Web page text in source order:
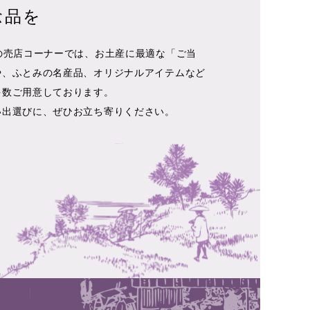
を
店コーナーでは、お土産に最適な「ご当
ふとみの名産品、オリジナルアイテムなど
ご用意しております。
選びに、ぜひお立ち寄りください。